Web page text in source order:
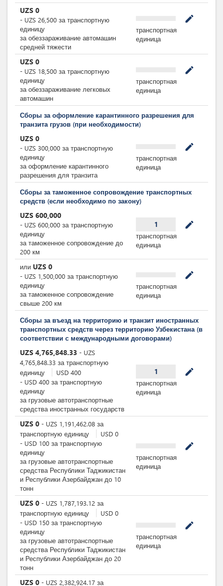
UZS 0
- UZS 26,500 за транспортную
единицу
за обеззараживание автомашин
средней тяжести
mode_edit
транспортная
единица
UZS 0
- UZS 18,500 за транспортную
единицу
за обеззараживание легковых
автомашин
mode_edit
транспортная
единица
Сборы за оформление карантинного разрешения для
транзита грузов (при необходимости)
UZS 0
- UZS 300,000 за транспортную
единицу
за оформление карантинного
разрешения для транзита
mode_edit
транспортная
единица
Сборы за таможенное сопровождение транспортных
средств (если необходимо по закону)
UZS 600,000
- UZS 600,000 за транспортную
единицу
за таможенное сопровождение до
200 км
1 mode_edit
транспортная
единица
или UZS 0
- UZS 1,500,000 за транспортную
единицу
за таможенное сопровождение
свыше 200 км
mode_edit
транспортная
единица
Сборы за въезд на территорию и транзит иностранных
транспортных средств через территорию Узбекистана (в
соответствии с международными договорами)
UZS 4,765,848.33 - UZS
4,765,848.33 за транспортную
единицу
USD 400
- USD 400 за транспортную
единицу
за грузовые автотранспортные
средства иностранных государств
1 mode_edit
транспортная
единица
UZS 0 - UZS 1,191,462.08 за
транспортную единицу
USD 0
- USD 100 за транспортную
единицу
за грузовые автотранспортные
средства Республики Таджикистан
и Республики Азербайджан до 10
тонн
mode_edit
транспортная
единица
UZS 0 - UZS 1,787,193.12 за
транспортную единицу
USD 0
- USD 150 за транспортную
единицу
за грузовые автотранспортные
средства Республики Таджикистан
и Республики Азербайджан до 20
тонн
mode_edit
транспортная
единица
UZS 0 - UZS 2,382,924.17 за